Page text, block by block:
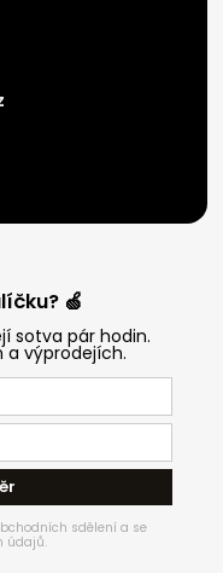
🍏
sotva pár hodin.
a výprodejích.
sdělení a se
údajů.